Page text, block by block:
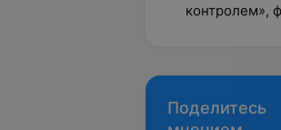
контролем»,
Поделитесь